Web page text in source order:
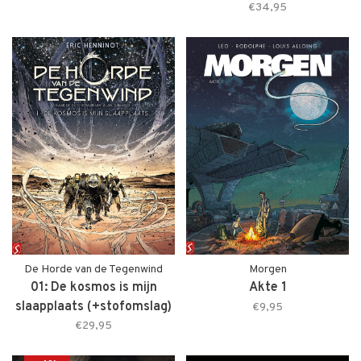
€34,95
De Horde van de Tegenwind
01: De kosmos is mijn
slaapplaats (+stofomslag)
€29,95
Morgen
Akte 1
€9,95